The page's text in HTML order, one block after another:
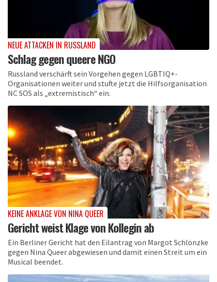
NEUE ATTACKEN IN RUSSLAND
Schlag gegen queere NGO
Russland verschärft sein Vorgehen gegen LGBTIQ+-
Organisationen weiter und stufte jetzt die Hilfsorganisation
NC SOS als „extremistisch“ ein.
KEINE ANKLAGE VON NINA QUEER
Gericht weist Klage von Kollegin ab
Ein Berliner Gericht hat den Eilantrag von Margot Schlönzke
gegen Nina Queer abgewiesen und damit einen Streit um ein
Musical beendet.